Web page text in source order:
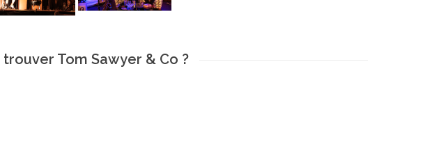
trouver Tom Sawyer & Co ?